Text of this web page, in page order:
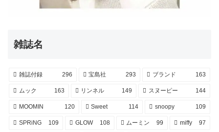
雑誌名
雑誌付録 296 宝島社 293 ブランド 163
ムック 163 リンネル 149 スヌーピー 144
MOOMIN 120 Sweet 114 snoopy 109
SPRiNG 109 GLOW 108 ムーミン 99 miffy 97